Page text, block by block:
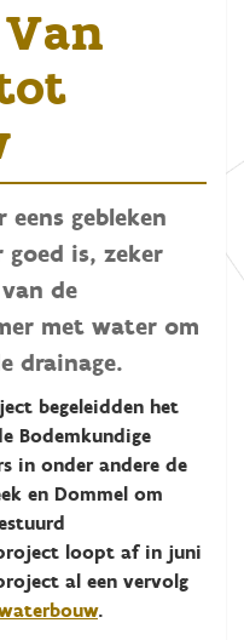
Van
eens gebleken
is, zeker
de
met water om
drainage.
begeleidden het
Bodemkundige
in onder andere de
en Dommel om
loopt af in juni
al een vervolg
.